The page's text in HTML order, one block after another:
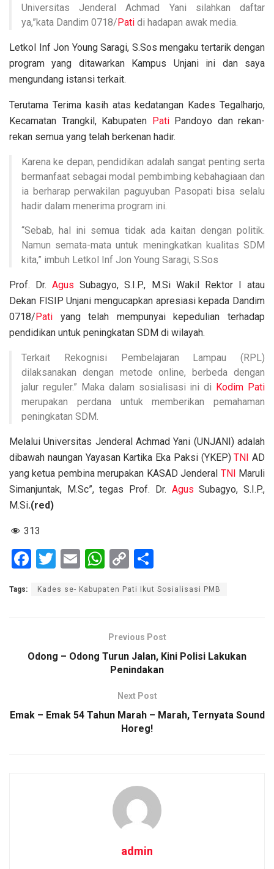
Universitas Jenderal Achmad Yani silahkan daftar
ya,”kata Dandim 0718/Pati di hadapan awak media.
Letkol Inf Jon Young Saragi, S.Sos mengaku tertarik dengan
program yang ditawarkan Kampus Unjani ini dan saya
mengundang istansi terkait.
Terutama Terima kasih atas kedatangan Kades Tegalharjo,
Kecamatan Trangkil, Kabupaten PatiPandoyo dan rekan-
rekan semua yang telah berkenan hadir.
Karena ke depan, pendidikan adalah sangat penting serta
bermanfaat sebagai modal pembimbing kebahagiaan dan
ia berharap perwakilan paguyuban Pasopati bisa selalu
hadir dalam menerima program ini.
“Sebab, hal ini semua tidak ada kaitan dengan politik.
Namun semata-mata untuk meningkatkan kualitas SDM
kita,” imbuh Letkol Inf Jon Young Saragi, S.Sos
Prof. Dr.Agus Subagyo, S.I.P., M.Si Wakil Rektor I atau
Dekan FISIP Unjani mengucapkan apresiasi kepada Dandim
0718/Pati yang telah mempunyai kepedulian terhadap
pendidikan untuk peningkatan SDM di wilayah.
Terkait Rekognisi Pembelajaran Lampau (RPL)
dilaksanakan dengan metode online, berbeda dengan
jalur reguler.” Maka dalam sosialisasi ini di Kodim Pati
merupakan perdana untuk memberikan pemahaman
peningkatan SDM.
Melalui Universitas Jenderal Achmad Yani (UNJANI) adalah
dibawah naungan Yayasan Kartika Eka Paksi (YKEP)TNI AD
yang ketua pembina merupakan KASAD Jenderal TNI Maruli
Simanjuntak, M.Sc”, tegas Prof. Dr. Agus Subagyo, S.I.P.,
M.Si.(red)
313
F
ce
o
T
tt
E
ail
W
at
A
p
p
C
py
n
k
ar
Tags: Kades se- Kabupaten Pati Ikut Sosialisasi PMB
Previous Post
Odong – Odong Turun Jalan, Kini Polisi Lakukan
Penindakan
Next Post
Emak – Emak 54 Tahun Marah – Marah, Ternyata Sound
Horeg!
admin